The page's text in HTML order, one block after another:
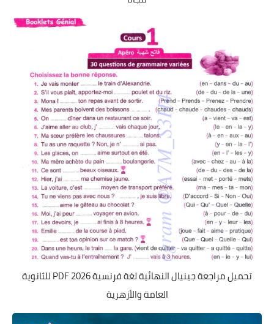
تحميل مراجعة جينيال النهائية لغة فرنسية 2026 PDF للثانوية
العامة والأزهرية